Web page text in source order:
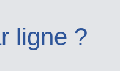
ligne ?